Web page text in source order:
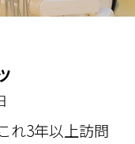
れ3年以上訪問